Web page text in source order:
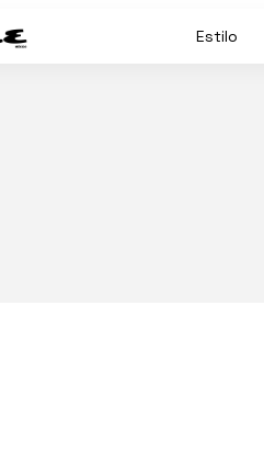
Estilo